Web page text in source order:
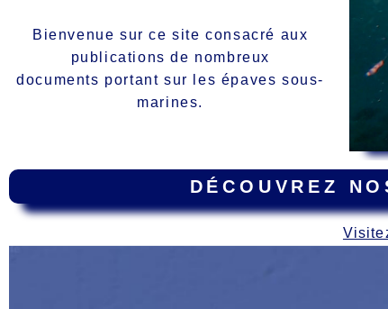
Bienvenue sur ce site consacré aux
publications de nombreux
documents portant sur les épaves sous-
marines.
DÉCOUVREZ